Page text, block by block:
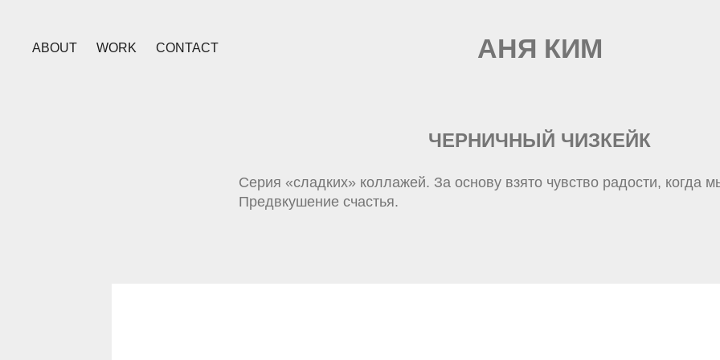
ABOUT WORK CONTACT АНЯ КИМ
ЧЕРНИЧНЫЙ ЧИЗКЕЙК
Серия «сладких» коллажей. За основу взято чувство радости, когда
Предвкушение счастья.